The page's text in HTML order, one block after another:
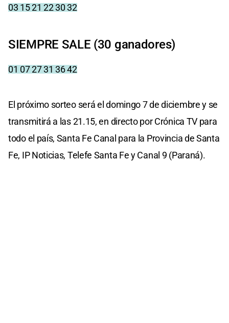
03 15 21 22 30 32
SIEMPRE SALE (30 ganadores)
01 07 27 31 36 42
El próximo sorteo será el domingo 7 de diciembre y se
transmitirá a las 21.15, en directo por Crónica TV para
todo el país, Santa Fe Canal para la Provincia de Santa
Fe, IP Noticias, Telefe Santa Fe y Canal 9 (Paraná).